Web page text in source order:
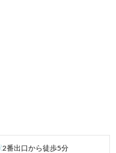
2番出口から徒歩5分